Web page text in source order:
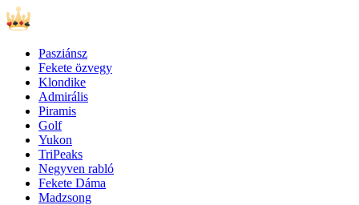
Pasziánsz
Fekete özvegy
Klondike
Admirális
Piramis
Golf
Yukon
TriPeaks
Negyven rabló
Fekete Dáma
Madzsong